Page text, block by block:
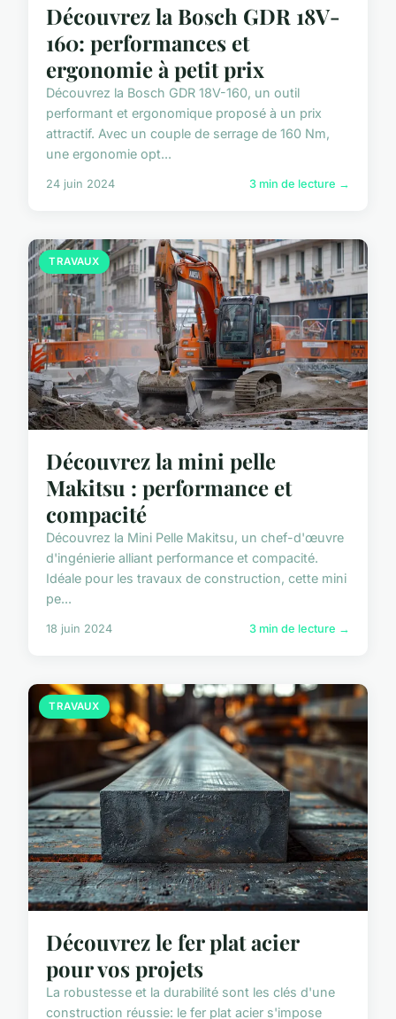
Découvrez la Bosch GDR 18V-
160: performances et
ergonomie à petit prix
Découvrez la Bosch GDR 18V-160, un outil
performant et ergonomique proposé à un prix
attractif. Avec un couple de serrage de 160 Nm,
une ergonomie opt...
24 juin 2024 3 min de lecture →
TRAVAUX
Découvrez la mini pelle
Makitsu : performance et
compacité
Découvrez la Mini Pelle Makitsu, un chef-d'œuvre
d'ingénierie alliant performance et compacité.
Idéale pour les travaux de construction, cette mini
pe...
18 juin 2024 3 min de lecture →
TRAVAUX
Découvrez le fer plat acier
pour vos projets
La robustesse et la durabilité sont les clés d'une
construction réussie: le fer plat acier s'impose